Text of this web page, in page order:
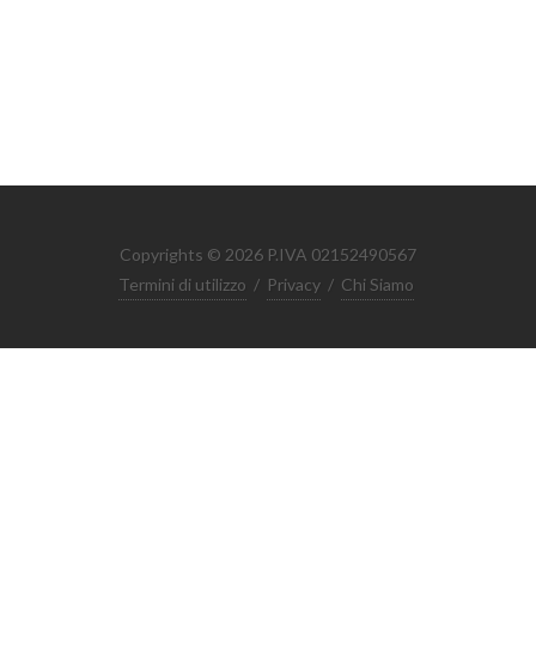
Copyrights © 2026 P.IVA 02152490567
Termini di utilizzo / Privacy / Chi Siamo